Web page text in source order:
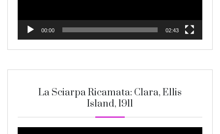
00:00 02:43
La Sciarpa Ricamata: Clara, Ellis
Island, 1911